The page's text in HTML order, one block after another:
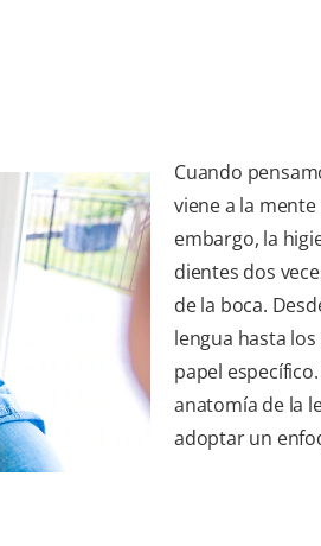
Cuando
viene a la
embargo, la
dientes dos
de la boca.
lengua hasta
papel
anatomía de la
adoptar un